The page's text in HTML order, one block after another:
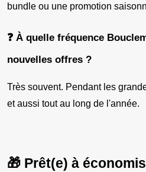
bundle ou une promotion
❓ À quelle fréquence
nouvelles offres ?
Très souvent. Pendant les
et aussi tout au long de l'année.
🎁 Prêt(e) à